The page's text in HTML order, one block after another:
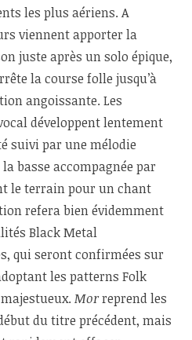
les plus aériens. A
viennent apporter la
juste après un solo épique,
la course folle jusqu’à
angoissante. Les
développent lentement
suivi par une mélodie
basse accompagnée par
le terrain pour un chant
refera bien évidemment
Black Metal
qui seront confirmées sur
les patterns Folk
Morreprend les
du titre précédent, mais